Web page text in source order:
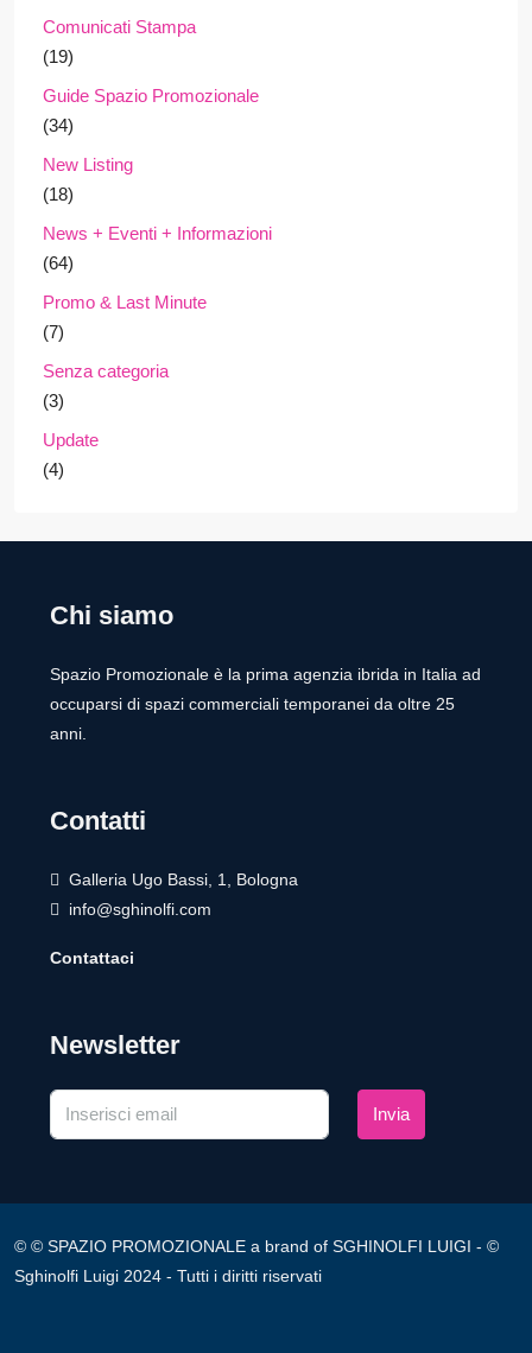
Comunicati Stampa
(19)
Guide Spazio Promozionale
(34)
New Listing
(18)
News + Eventi + Informazioni
(64)
Promo & Last Minute
(7)
Senza categoria
(3)
Update
(4)
Chi siamo
Spazio Promozionale è la prima agenzia ibrida in Italia ad
occuparsi di spazi commerciali temporanei da oltre 25
anni.
Contatti
Galleria Ugo Bassi, 1, Bologna
info@sghinolfi.com
Contattaci
Newsletter
Invia
© © SPAZIO PROMOZIONALE a brand of SGHINOLFI LUIGI - ©
Sghinolfi Luigi 2024 - Tutti i diritti riservati